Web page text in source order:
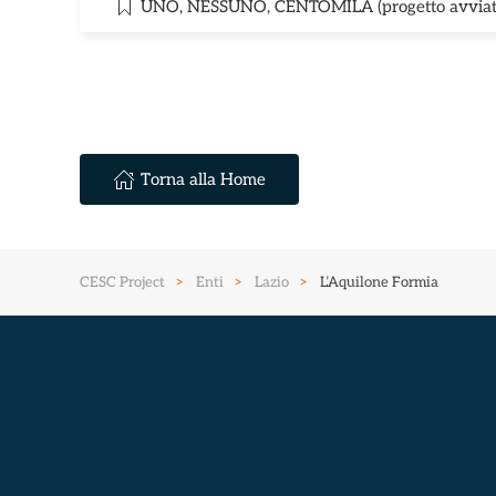
UNO, NESSUNO, CENTOMILA (progetto
Torna alla Home
CESC Project Enti Lazio L’Aquilone Formia